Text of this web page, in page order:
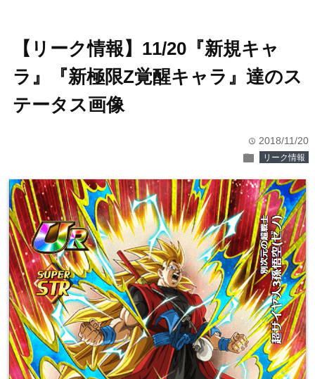
【リーク情報】11/20『新規キャ
ラ』『新極限Z覚醒キャラ』達のス
テータス画像
time 2018/11/20
folder リーク情報